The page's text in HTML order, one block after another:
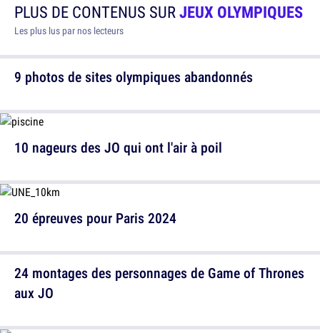
PLUS DE CONTENUS SURJEUX OLYMPIQUES
Les plus lus par nos lecteurs
9 photos de sites olympiques abandonnés
20 épreuves pour Paris 2024
10 nageurs des JO qui ont l'air à poil
24 montages des personnages de Game of Thrones
aux JO